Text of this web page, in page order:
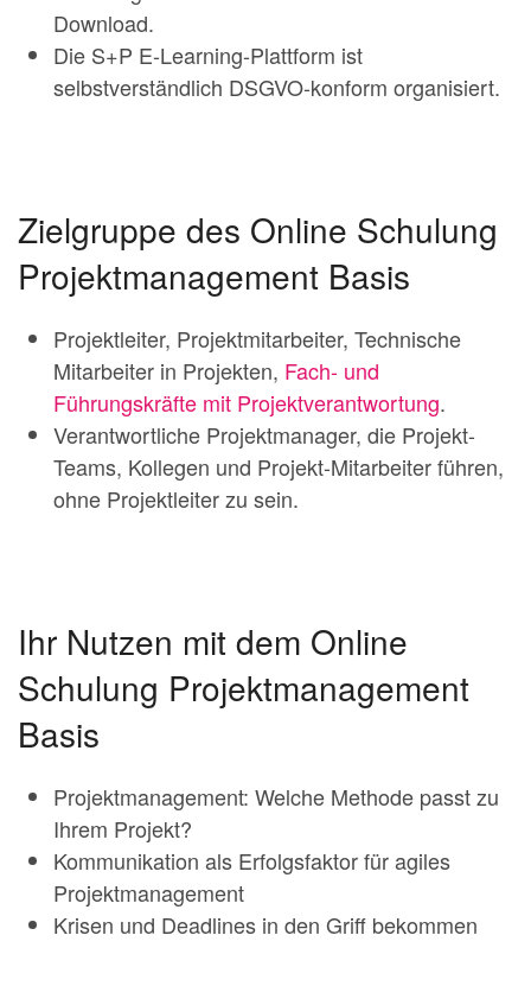
Download.
Die S+P E-Learning-Plattform ist
selbstverständlich DSGVO-konform organisiert.
Zielgruppe des Online Schulung
Projektmanagement Basis
Projektleiter, Projektmitarbeiter, Technische
Mitarbeiter in Projekten, Fach- und
Führungskräfte mit Projektverantwortung.
Verantwortliche Projektmanager, die Projekt-
Teams, Kollegen und Projekt-Mitarbeiter führen,
ohne Projektleiter zu sein.
Ihr Nutzen mit dem Online
Schulung Projektmanagement
Basis
Projektmanagement: Welche Methode passt zu
Ihrem Projekt?
Kommunikation als Erfolgsfaktor für agiles
Projektmanagement
Krisen und Deadlines in den Griff bekommen